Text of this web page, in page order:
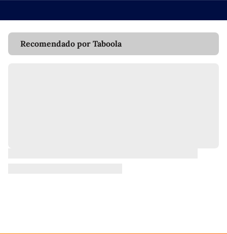
Recomendado por Taboola